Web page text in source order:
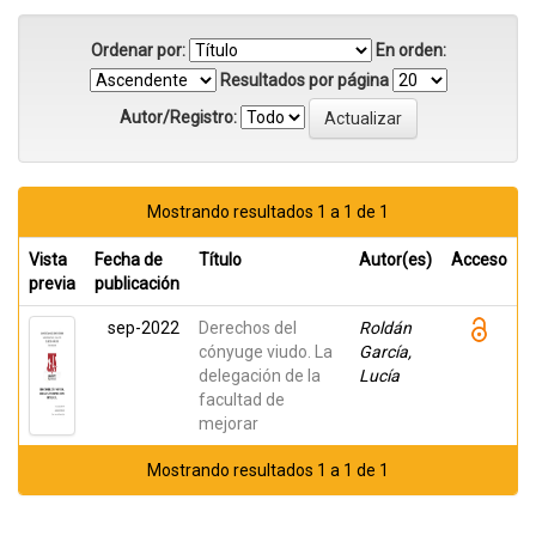
Ordenar por:
En orden:
Resultados por página
Autor/Registro:
Mostrando resultados 1 a 1 de 1
Vista
previa
Fecha de
publicación
Título Autor(es) Acceso
sep-2022
Derechos del
cónyuge viudo. La
delegación de la
facultad de
mejorar
Roldán
García,
Lucía
Mostrando resultados 1 a 1 de 1